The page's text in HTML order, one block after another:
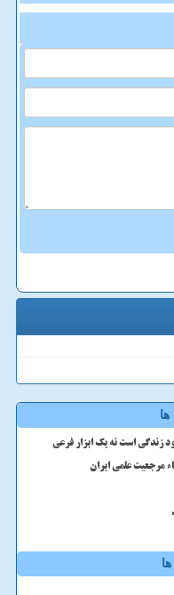
ها
زندگی است نه یک ابزار فرعی
مرجعیت علمی ایران